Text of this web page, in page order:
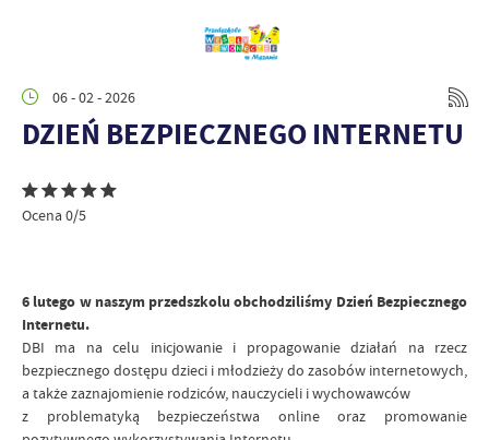
06 - 02 - 2026
DZIEŃ BEZPIECZNEGO INTERNETU
Ocena 0/5
6 lutego w naszym przedszkolu obchodziliśmy Dzień Bezpiecznego
Internetu.
DBI ma na celu inicjowanie i propagowanie działań na rzecz
bezpiecznego dostępu dzieci i młodzieży do zasobów internetowych,
a także zaznajomienie rodziców, nauczycieli i wychowawców
z problematyką bezpieczeństwa online oraz promowanie